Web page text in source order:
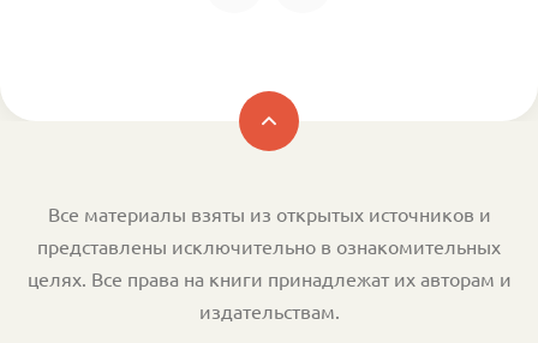
Все материалы взяты из открытых источников и
представлены исключительно в ознакомительных
целях. Все права на книги принадлежат их авторам и
издательствам.